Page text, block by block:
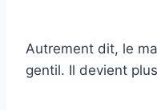
Autrement dit, le
gentil. Il devient